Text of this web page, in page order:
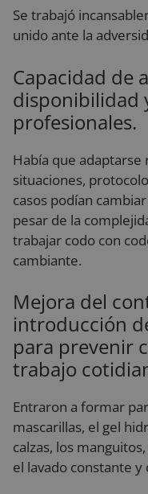
Se trabajó
unido ante la
Capacidad de
disponibilidad
profesionales.
Había que adaptarse
situaciones,
casos podían
pesar de la
trabajar codo con
cambiante.
Mejora del
introducción
para prevenir
trabajo
Entraron a formar
mascarillas, el gel
calzas, los
el lavado constante y